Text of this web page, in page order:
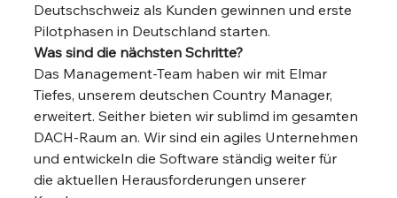
Deutschschweiz als Kunden gewinnen und erste
Pilotphasen in Deutschland starten.
Was sind die nächsten Schritte?
Das Management-Team haben wir mit Elmar
Tiefes, unserem deutschen Country Manager,
erweitert. Seither bieten wir sublimd im gesamten
DACH-Raum an. Wir sind ein agiles Unternehmen
und entwickeln die Software ständig weiter für
die aktuellen Herausforderungen unserer